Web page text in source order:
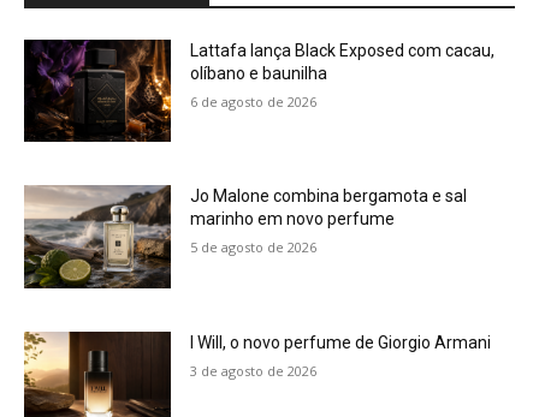
Lattafa lança Black Exposed com cacau,
olíbano e baunilha
6 de agosto de 2026
Jo Malone combina bergamota e sal
marinho em novo perfume
5 de agosto de 2026
I Will, o novo perfume de Giorgio Armani
3 de agosto de 2026